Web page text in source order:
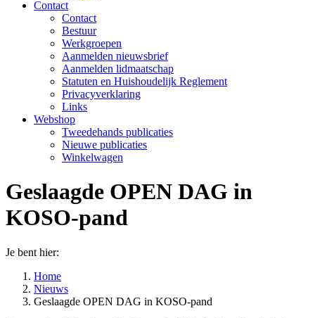
Contact
Contact
Bestuur
Werkgroepen
Aanmelden nieuwsbrief
Aanmelden lidmaatschap
Statuten en Huishoudelijk Reglement
Privacyverklaring
Links
Webshop
Tweedehands publicaties
Nieuwe publicaties
Winkelwagen
Geslaagde OPEN DAG in
KOSO-pand
Je bent hier:
Home
Nieuws
Geslaagde OPEN DAG in KOSO-pand